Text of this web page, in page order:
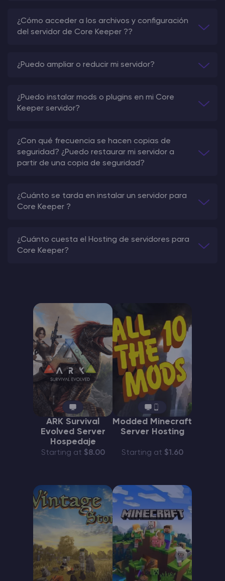
¿Cómo acceder a los archivos y configuración
del servidor de Core Keeper ??
¿Puedo ampliar o reducir mi servidor?
¿Puedo instalar mods o plugins en mi Core
Keeper servidor?
¿Con qué frecuencia se hacen copias de
seguridad? ¿Puedo restaurar mi servidor a
partir de una copia de seguridad?
¿Cuánto se tarda en instalar un servidor para
Core Keeper ?
¿Cuánto cuesta el Hosting de servidores para
Core Keeper?
ARK Survival
Evolved Server
Hospedaje
Starting at $8.00
Modded Minecraft
Server Hosting
Starting at $1.60